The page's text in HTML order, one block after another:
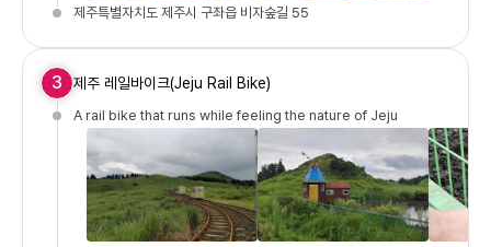
제주특별자치도 제주시 구좌읍 비자숲길 55
3 제주 레일바이크(Jeju Rail Bike)
A rail bike that runs while feeling the nature of Jeju